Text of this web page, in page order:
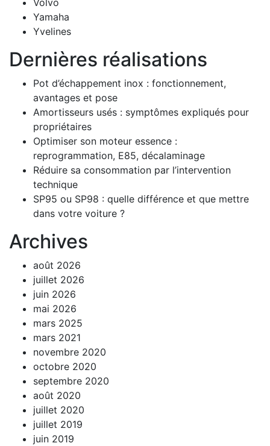
Yamaha
Yvelines
Dernières réalisations
Pot d’échappement inox : fonctionnement,
avantages et pose
Amortisseurs usés : symptômes expliqués pour
propriétaires
Optimiser son moteur essence :
reprogrammation, E85, décalaminage
Réduire sa consommation par l’intervention
technique
SP95 ou SP98 : quelle différence et que mettre
dans votre voiture ?
Archives
août 2026
juillet 2026
juin 2026
mai 2026
mars 2025
mars 2021
novembre 2020
octobre 2020
septembre 2020
août 2020
juillet 2020
juillet 2019
juin 2019